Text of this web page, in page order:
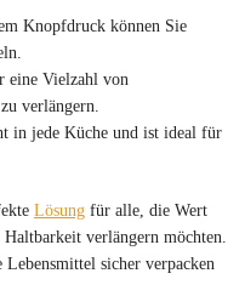
Knopfdruck können Sie
eine Vielzahl von
verlängern.
in jede Küche und ist ideal für
Lösung für alle, die Wert
verlängern möchten.
sicher verpacken